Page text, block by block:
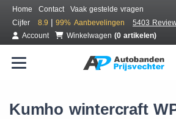
Home Contact
Vaak gestelde vragen
Cijfer
8.9 | 99% Aanbevelingen
5403
Account
Winkelwagen (0 artikelen)
Kumho wintercraft